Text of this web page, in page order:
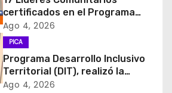
certificados en el Programa
MÁS AMA
Ago 4, 2026
PICA
Programa Desarrollo Inclusivo
Territorial (DIT), realizó la
entrega de Cajas de Regulación
Ago 4, 2026